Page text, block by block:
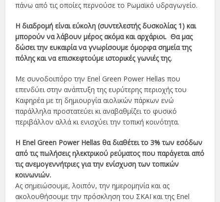
πάνω από τις οποίες περνούσε το Ρωμαϊκό υδραγωγείο.
Η διαδρομή είναι εύκολη (συντελεστής δυσκολίας 1) και
μπορούν να λάβουν μέρος ακόμα και αρχάριοι. Θα μας
δώσει την ευκαιρία να γνωρίσουμε όμορφα σημεία της
πόλης και να επισκεφτούμε ιστορικές γωνιές της.
Με συνοδοιπόρο την Enel Green Power Hellas που
επενδύει στην ανάπτυξη της ευρύτερης περιοχής του
Καφηρέα με τη δημιουργία αιολικών πάρκων ενώ
παράλληλα προστατεύει κι αναβαθμίζει το φυσικό
περιβάλλον αλλά κι ενισχύει την τοπική κοινότητα.
Η Enel Green Power Hellas θα διαθέτει το 3% των εσόδων
από τις πωλήσεις ηλεκτρικού ρεύματος που παράγεται από
τις ανεμογεννήτριες για την ενίσχυση των τοπικών
κοινωνιών.
Ας σημειώσουμε, λοιπόν, την ημερομηνία και ας
ακολουθήσουμε την πρόσκληση του ΣΚΑΪ και της Enel